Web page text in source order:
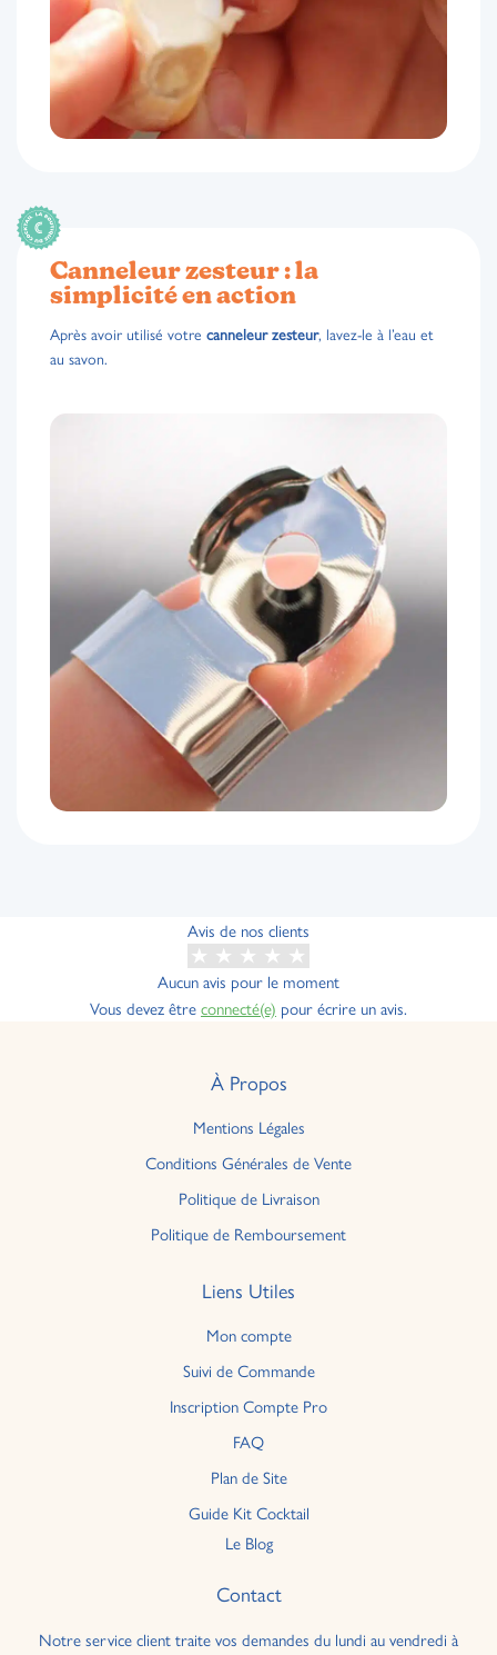
Canneleur zesteur : la
simplicité en action
Après avoir utilisé votre canneleur zesteur, lavez-le à l’eau et
au savon.
Avis de nos clients
Aucun avis pour le moment
Vous devez êtreconnecté(e) pour écrire un avis.
À Propos
Mentions Légales
Conditions Générales de Vente
Politique de Livraison
Politique de Remboursement
Liens Utiles
Mon compte
Suivi de Commande
Inscription Compte Pro
FAQ
Plan de Site
Guide Kit Cocktail
Le Blog
Contact
Notre service client traite vos demandes du lundi au vendredi à